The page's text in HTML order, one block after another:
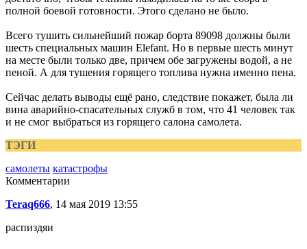
полной боевой готовности. Этого сделано не было.
Всего тушить сильнейший пожар борта 89098 должны были
шесть специальных машин Elefant. Но в первые шесть минут
на месте были только две, причем обе загружены водой, а не
пеной. А для тушения горящего топлива нужна именно пена.
Сейчас делать выводы ещё рано, следствие покажет, была ли
вина аварийно-спасательных служб в том, что 41 человек так
и не смог выбраться из горящего салона самолета.
ТЭГИ
самолеты катастрофы
Комментарии
Teraq666, 14 мая 2019 13:55
распиздяи